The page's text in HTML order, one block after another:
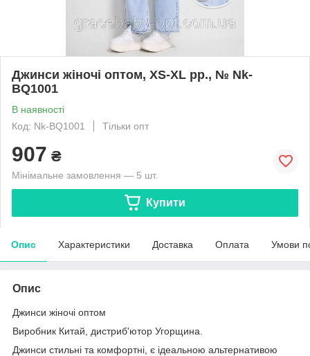
Джинси жіночі оптом, XS-XL pp., № Nk-
BQ1001
В наявності
Код: Nk-BQ1001
Тільки опт
907 ₴
Мінімальне замовлення — 5 шт.
Купити
Опис Характеристики Доставка Оплата Умови
Опис
Джинси жіночі оптом
Виробник Китай, дистриб'ютор Угорщина.
Джинси стильні та комфортні, є ідеальною альтернативою